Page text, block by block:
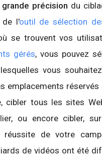
grande précision du
de l'outil de sélection
se trouvent vos
gérés, vous pouvez
vous
emplacements
cibler tous les sites
ou encore cibler,
de votre
de vidéos ont été